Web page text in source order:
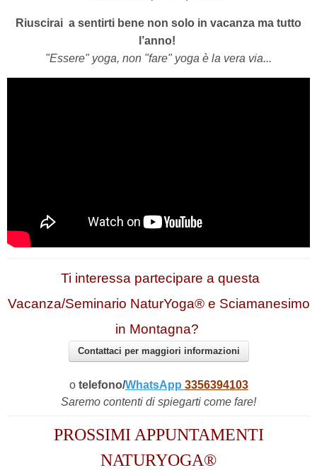
Riuscirai a sentirti bene non solo in vacanza ma tutto
l’anno!
"Essere" yoga, non "fare" yoga è la vera via...
Ti interessa partecipare a questa
Vacanza/Seminario NaturYoga® e Sciamanesimo
in Montagna?
Contattaci per maggiori informazioni
o telefono/WhatsApp 3356394103
Saremo contenti di spiegarti come fare!
PROSSIMI APPUNTAMENTI
NATURYOGA®